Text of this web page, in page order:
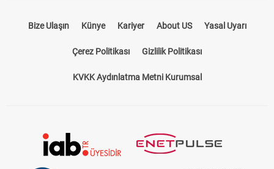
Bize Ulaşın Künye Kariyer About US Yasal Uyarı
Çerez Politikası Gizlilik Politikası
KVKK Aydınlatma Metni Kurumsal